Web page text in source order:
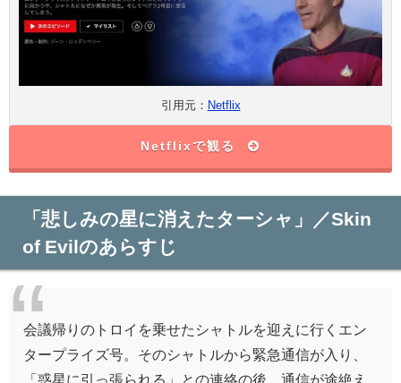
引用元： Netflix
Netflixで観る
「悲しみの星に消えたターシャ」／Skin
of Evilのあらすじ
会議帰りのトロイを乗せたシャトルを迎えに行くエン
タープライズ号。そのシャトルから緊急通信が入り、
「惑星に引っ張られる」との連絡の後、通信が途絶え